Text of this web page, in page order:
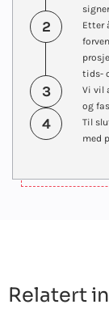
2
Etter
tids-
3
Vi vil
og
4
Til
med
Relatert